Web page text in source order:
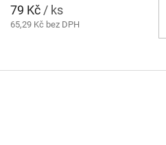
79 Kč / ks
65,29 Kč bez DPH